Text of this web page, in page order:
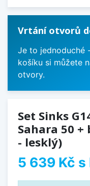
Vrtání otvorů
Je to jednoduché
košíku si můžete
otvory.
Set Sinks
Sahara 50
- lesklý)
5 639 Kč s